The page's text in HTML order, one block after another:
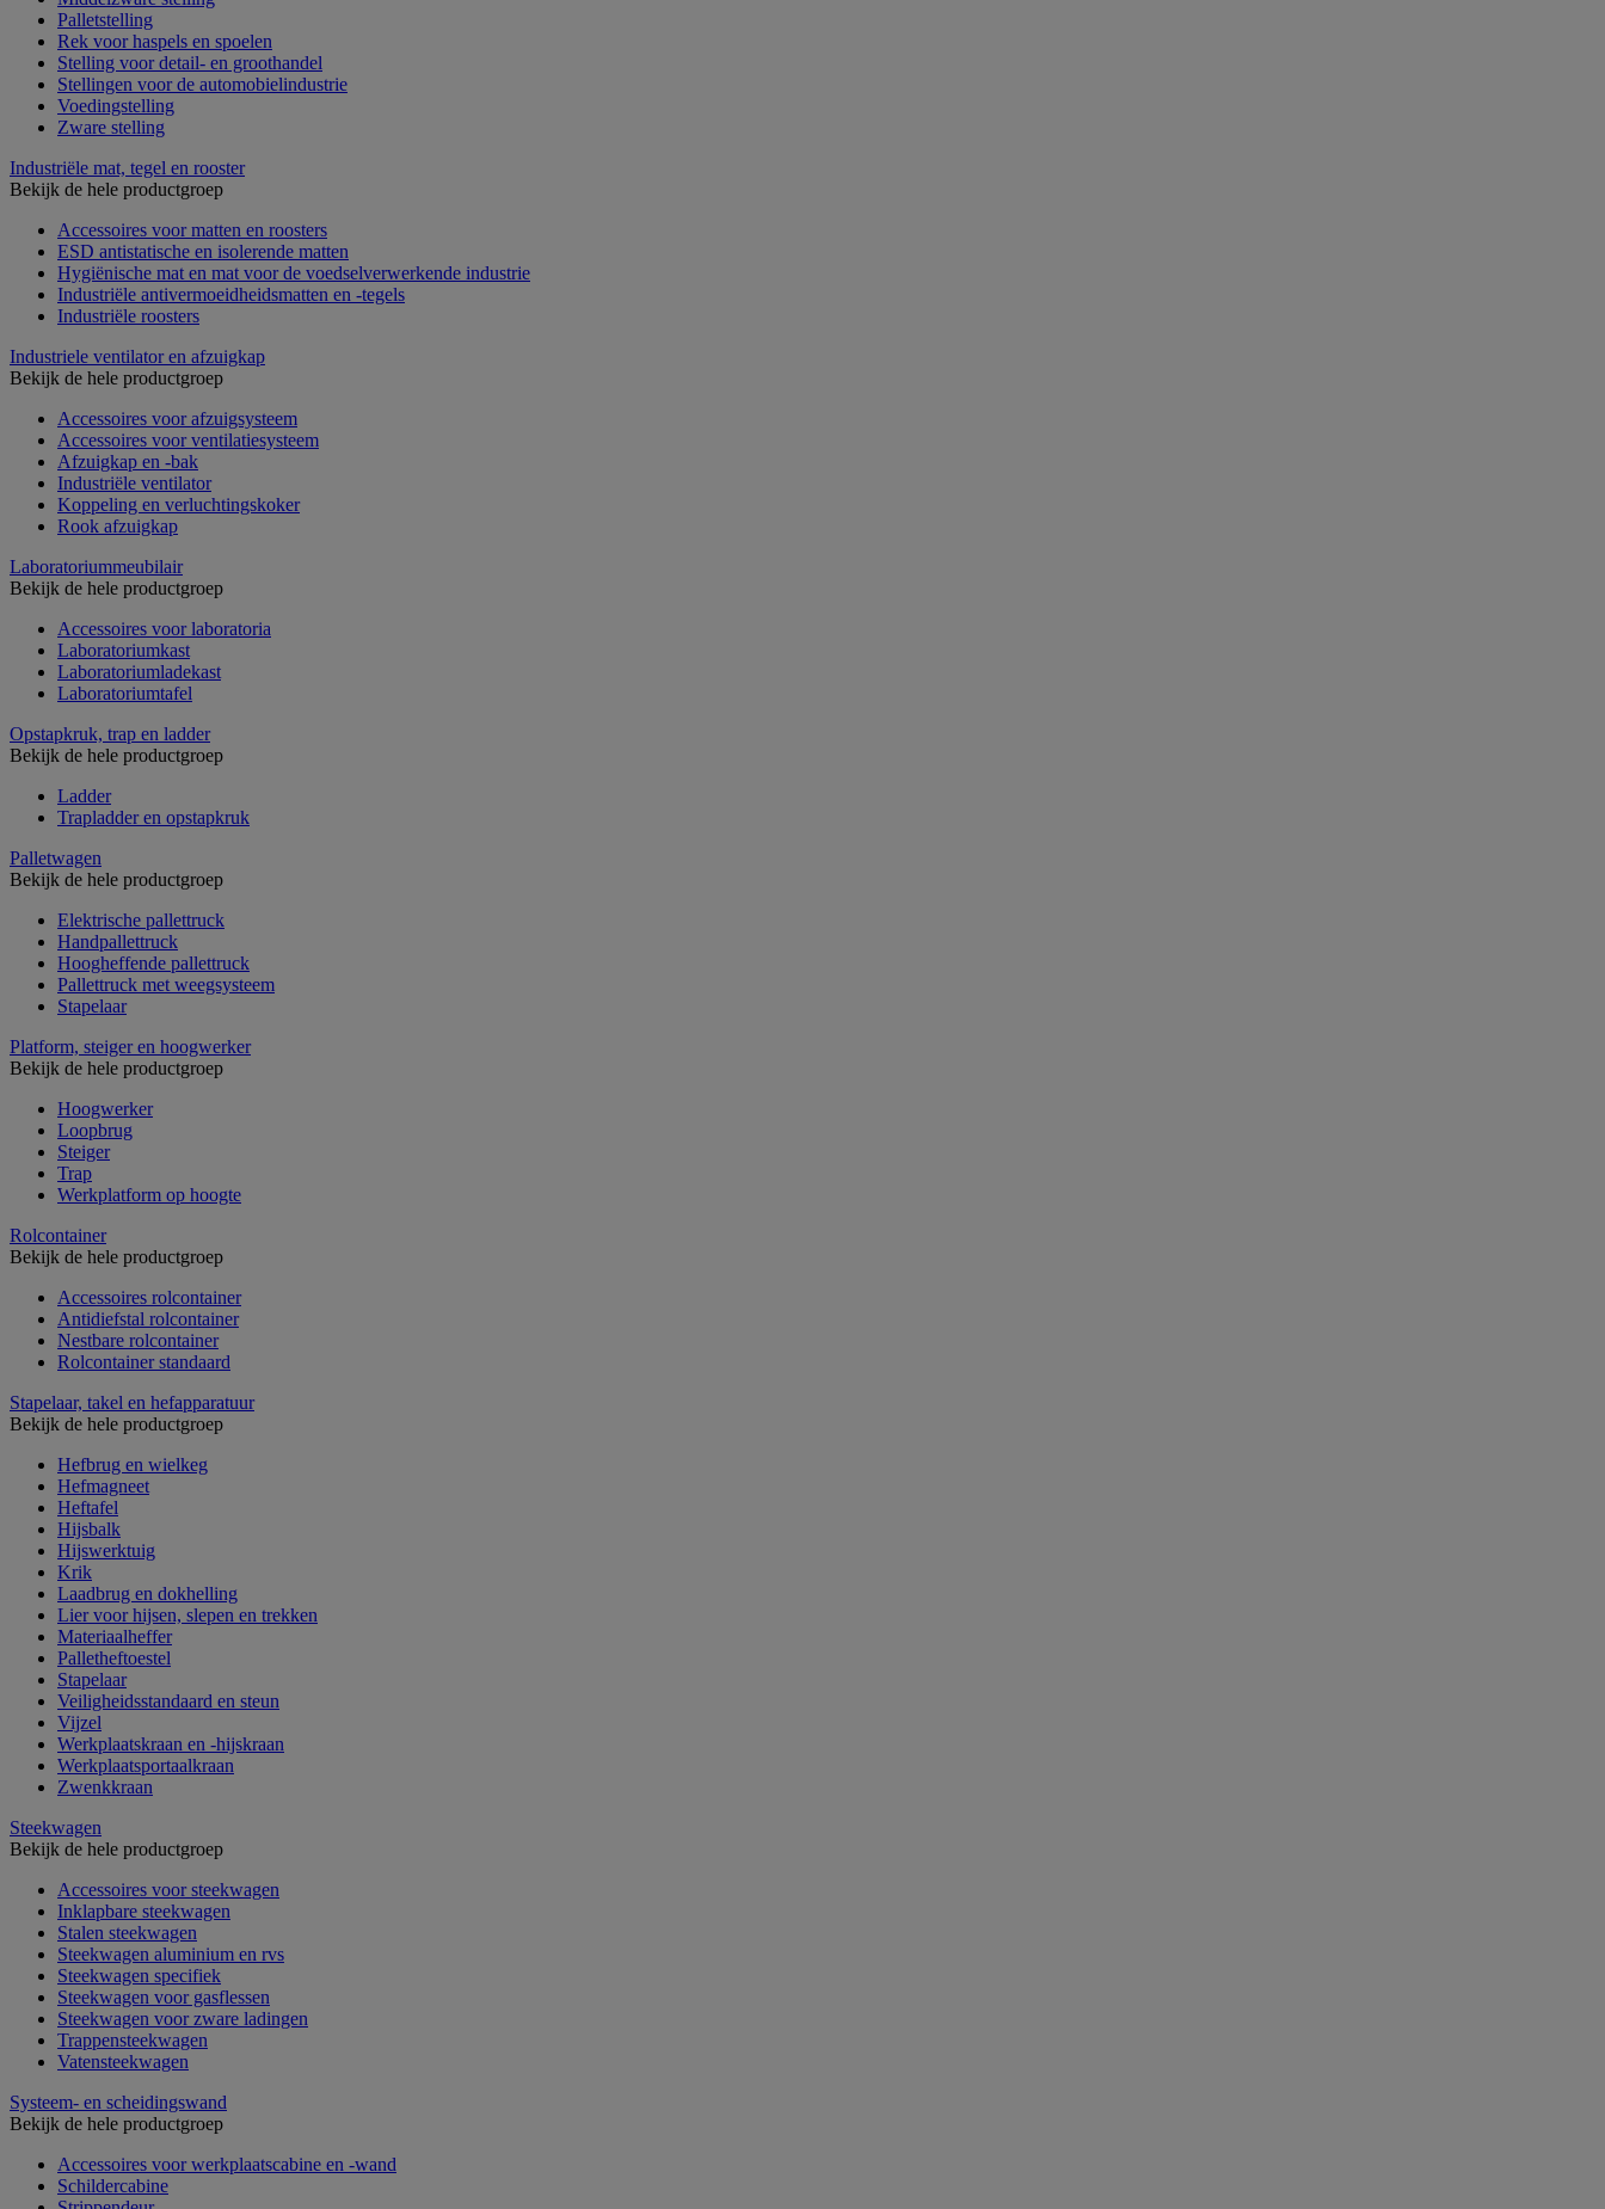
Palletstelling
Rek voor haspels en spoelen
Stelling voor detail- en groothandel
Stellingen voor de automobielindustrie
Voedingstelling
Zware stelling
Industriële mat, tegel en rooster
Bekijk de hele productgroep
Accessoires voor matten en roosters
ESD antistatische en isolerende matten
Hygiënische mat en mat voor de voedselverwerkende industrie
Industriële antivermoeidheidsmatten en -tegels
Industriële roosters
Industriele ventilator en afzuigkap
Bekijk de hele productgroep
Accessoires voor afzuigsysteem
Accessoires voor ventilatiesysteem
Afzuigkap en -bak
Industriële ventilator
Koppeling en verluchtingskoker
Rook afzuigkap
Laboratoriummeubilair
Bekijk de hele productgroep
Accessoires voor laboratoria
Laboratoriumkast
Laboratoriumladekast
Laboratoriumtafel
Opstapkruk, trap en ladder
Bekijk de hele productgroep
Ladder
Trapladder en opstapkruk
Palletwagen
Bekijk de hele productgroep
Elektrische pallettruck
Handpallettruck
Hoogheffende pallettruck
Pallettruck met weegsysteem
Stapelaar
Platform, steiger en hoogwerker
Bekijk de hele productgroep
Hoogwerker
Loopbrug
Steiger
Trap
Werkplatform op hoogte
Rolcontainer
Bekijk de hele productgroep
Accessoires rolcontainer
Antidiefstal rolcontainer
Nestbare rolcontainer
Rolcontainer standaard
Stapelaar, takel en hefapparatuur
Bekijk de hele productgroep
Hefbrug en wielkeg
Hefmagneet
Heftafel
Hijsbalk
Hijswerktuig
Krik
Laadbrug en dokhelling
Lier voor hijsen, slepen en trekken
Materiaalheffer
Palletheftoestel
Stapelaar
Veiligheidsstandaard en steun
Vijzel
Werkplaatskraan en -hijskraan
Werkplaatsportaalkraan
Zwenkkraan
Steekwagen
Bekijk de hele productgroep
Accessoires voor steekwagen
Inklapbare steekwagen
Stalen steekwagen
Steekwagen aluminium en rvs
Steekwagen specifiek
Steekwagen voor gasflessen
Steekwagen voor zware ladingen
Trappensteekwagen
Vatensteekwagen
Systeem- en scheidingswand
Bekijk de hele productgroep
Accessoires voor werkplaatscabine en -wand
Schildercabine